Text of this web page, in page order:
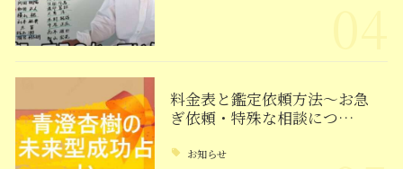
料金表と鑑定依頼方法～お急
ぎ依頼・特殊な相談につ…
お知らせ